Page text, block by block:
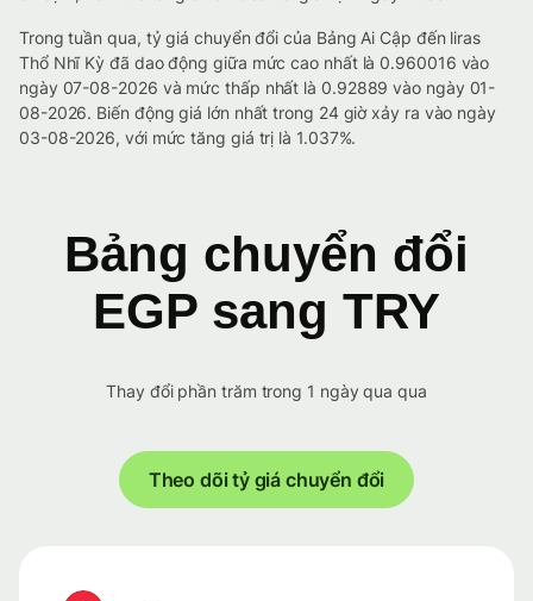
Trong tuần qua, tỷ giá chuyển đổi của Bảng Ai Cập đến liras
Thổ Nhĩ Kỳ đã dao động giữa mức cao nhất là 0.960016 vào
ngày 07-08-2026 và mức thấp nhất là 0.92889 vào ngày 01-
08-2026. Biến động giá lớn nhất trong 24 giờ xảy ra vào ngày
03-08-2026, với mức tăng giá trị là 1.037%.
Bảng chuyển đổi
EGP sang TRY
Thay đổi phần trăm trong 1 ngày qua qua
Theo dõi tỷ giá chuyển đổi